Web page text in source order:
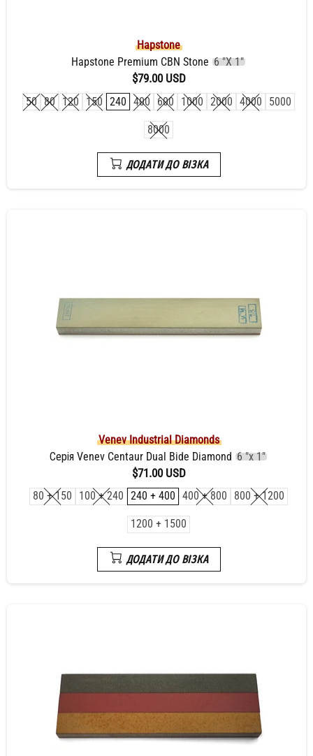
Hapstone
Hapstone Premium CBN Stone 6 "X 1"
$79.00 USD
50 80 120 150 240 400 600 1000 2000 4000 5000
8000
ДОДАТИ ДО ВІЗКА
Venev Industrial Diamonds
Серія Venev Centaur Dual Bide Diamond 6 "x 1"
$71.00 USD
80 + 150 100 + 240 240 + 400 400 + 800 800 + 1200
1200 + 1500
ДОДАТИ ДО ВІЗКА